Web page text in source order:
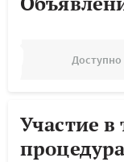
Участие в